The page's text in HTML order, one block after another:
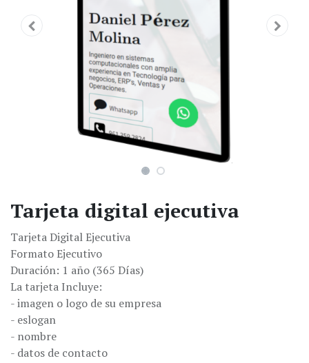
Tarjeta digital ejecutiva
Tarjeta Digital Ejecutiva
Formato Ejecutivo
Duración: 1 año (365 Días)
La tarjeta Incluye:
- imagen o logo de su empresa
- eslogan
- nombre
- datos de contacto